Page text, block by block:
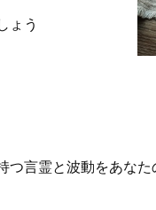
ょう
つ言霊と波動をあな